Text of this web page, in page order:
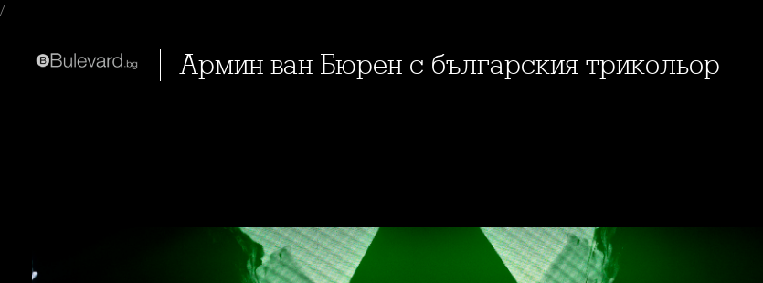
/
Армин ван Бюрен с българския трикольор